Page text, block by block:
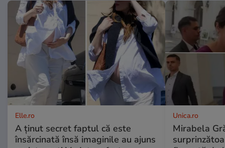
Elle.ro
A ținut secret faptul că este
însărcinată însă imaginile au ajuns
Unica.ro
Mirabela